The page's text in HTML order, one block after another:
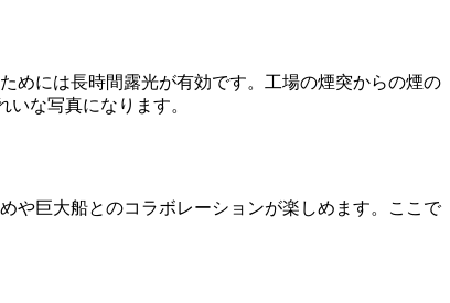
めには長時間露光が有効です。工場の煙突からの煙の
な写真になります。
や巨大船とのコラボレーションが楽しめます。ここで